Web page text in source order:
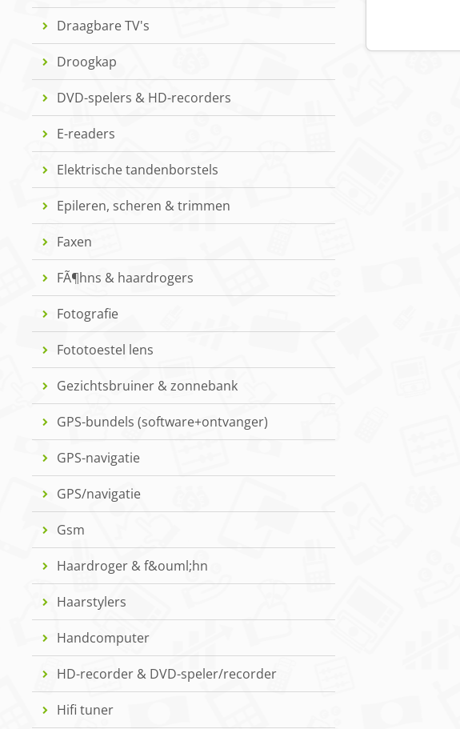
Draagbare TV's
Droogkap
DVD-spelers & HD-recorders
E-readers
Elektrische tandenborstels
Epileren, scheren & trimmen
Faxen
FÃ¶hns & haardrogers
Fotografie
Fototoestel lens
Gezichtsbruiner & zonnebank
GPS-bundels (software+ontvanger)
GPS-navigatie
GPS/navigatie
Gsm
Haardroger & f&ouml;hn
Haarstylers
Handcomputer
HD-recorder & DVD-speler/recorder
Hifi tuner